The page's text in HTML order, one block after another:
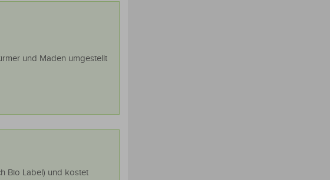
und Maden umgestellt
Bio Label) und kostet